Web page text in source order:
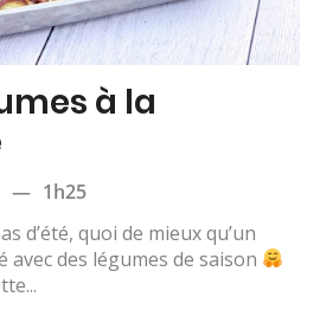
à la
— 1h25
d’été, quoi de mieux qu’un
des légumes de saison